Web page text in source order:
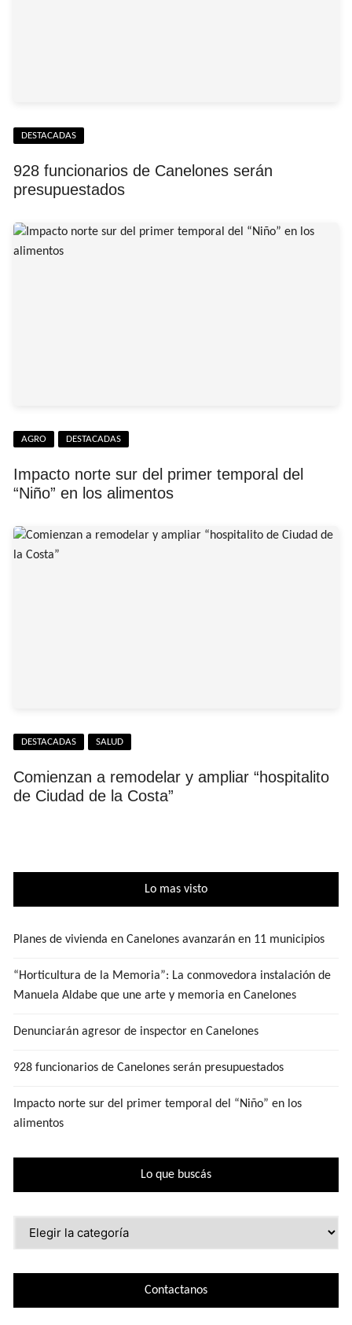
DESTACADAS
928 funcionarios de Canelones serán
presupuestados
AGRO DESTACADAS
Impacto norte sur del primer temporal del
“Niño” en los alimentos
DESTACADAS SALUD
Comienzan a remodelar y ampliar “hospitalito
de Ciudad de la Costa”
Lo mas visto
Planes de vivienda en Canelones avanzarán en 11 municipios
“Horticultura de la Memoria”: La conmovedora instalación de
Manuela Aldabe que une arte y memoria en Canelones
Denunciarán agresor de inspector en Canelones
928 funcionarios de Canelones serán presupuestados
Impacto norte sur del primer temporal del “Niño” en los
alimentos
Lo que buscás
Contactanos